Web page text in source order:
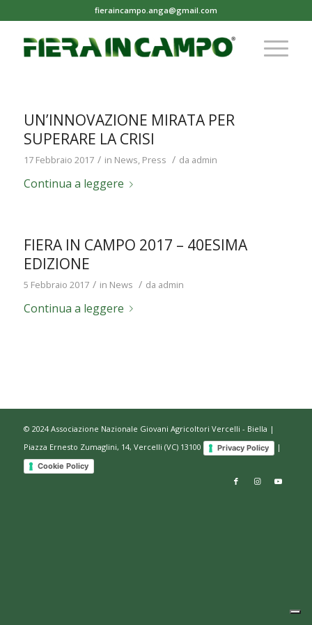
fieraincampo.anga@gmail.com
UN’INNOVAZIONE MIRATA PER
SUPERARE LA CRISI
17 Febbraio 2017 / in News, Press / da admin
Continua a leggere
FIERA IN CAMPO 2017 – 40ESIMA
EDIZIONE
5 Febbraio 2017 / in News / da admin
Continua a leggere
© 2024 Associazione Nazionale Giovani Agricoltori Vercelli - Biella |
Piazza Ernesto Zumaglini, 14, Vercelli (VC) 13100
Privacy Policy |
Cookie Policy